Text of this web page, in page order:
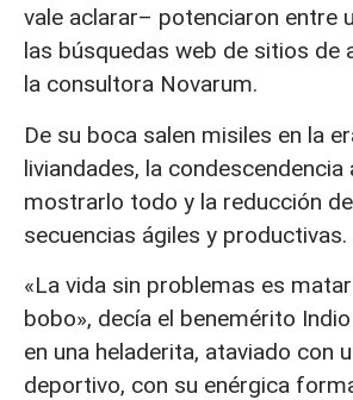
vale aclarar– potenciaron entre
las búsquedas web de sitios de
la consultora Novarum.
De su boca salen misiles en la
liviandades, la
mostrarlo todo y la reducción
secuencias ágiles y productivas.
«La vida sin problemas es
bobo», decía el benemérito
en una heladerita, ataviado con
deportivo, con su enérgica